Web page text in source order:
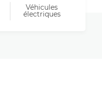
Véhicules
électriques